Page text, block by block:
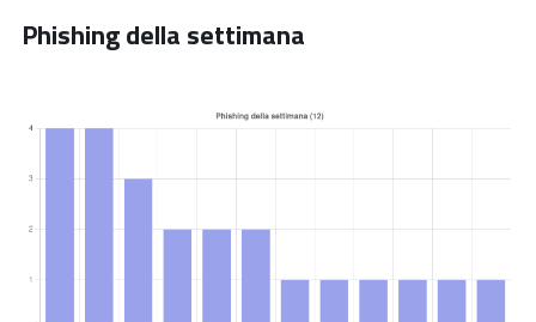
Phishing della settimana